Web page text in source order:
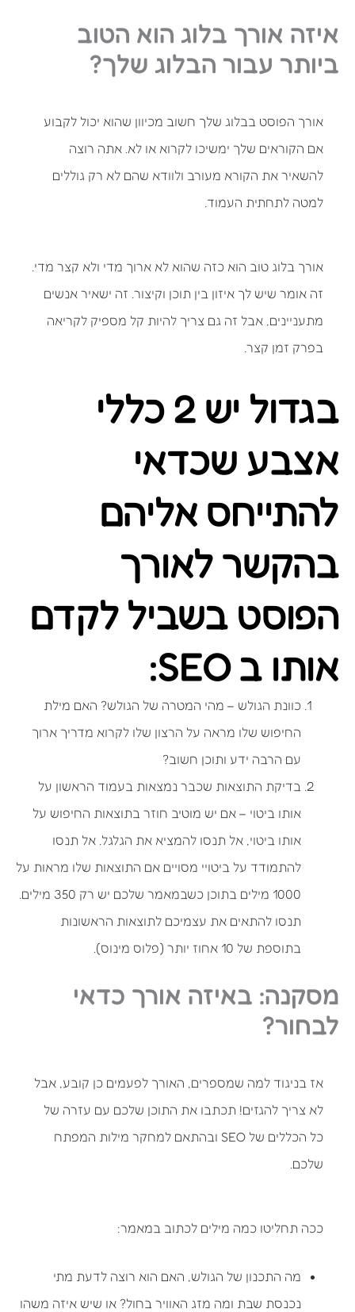
איזה אורך בלוג הוא הטוב
ביותר עבור הבלוג שלך?
אורך הפוסט בבלוג שלך חשוב מכיוון שהוא יכול לקבוע
אם הקוראים שלך ימשיכו לקרוא או לא. אתה רוצה
להשאיר את הקורא מעורב ולוודא שהם לא רק גוללים
למטה לתחתית העמוד.
אורך בלוג טוב הוא כזה שהוא לא ארוך מדי ולא קצר מדי.
זה אומר שיש לך איזון בין תוכן וקיצור. זה ישאיר אנשים
מתעניינים, אבל זה גם צריך להיות קל מספיק לקריאה
בפרק זמן קצר.
בגדול יש 2 כללי
אצבע שכדאי
להתייחס אליהם
בהקשר לאורך
הפוסט בשביל לקדם
אותו ב SEO:
כוונת הגולש – מהי המטרה של הגולש? האם מילת
החיפוש שלו מראה על הרצון שלו לקרוא מדריך ארוך
עם הרבה ידע ותוכן חשוב?
בדיקת התוצאות שכבר נמצאות בעמוד הראשון על
אותו ביטוי – אם יש מוטיב חוזר בתוצאות החיפוש על
אותו ביטוי, אל תנסו להמציא את הגלגל. אל תנסו
להתמודד על ביטויי מסויים אם התוצאות שלו מראות על
1000 מילים בתוכן כשבמאמר שלכם יש רק 350 מילים.
תנסו להתאים את עצמיכם לתוצאות הראשונות
בתוספת של 10 אחוז יותר (פלוס מינוס).
מסקנה: באיזה אורך כדאי
לבחור?
אז בניגוד למה שמספרים, האורך לפעמים כן קובע, אבל
לא צריך להגזים! תכתבו את התוכן שלכם עם עזרה של
כל הכללים של SEO ובהתאם למחקר מילות המפתח
שלכם.
ככה תחליטו כמה מילים לכתוב במאמר:
מה התכנון של הגולש, האם הוא רוצה לדעת מתי
נכנסת שבת ומה מזג האוויר בחול? או שיש איזה משהו